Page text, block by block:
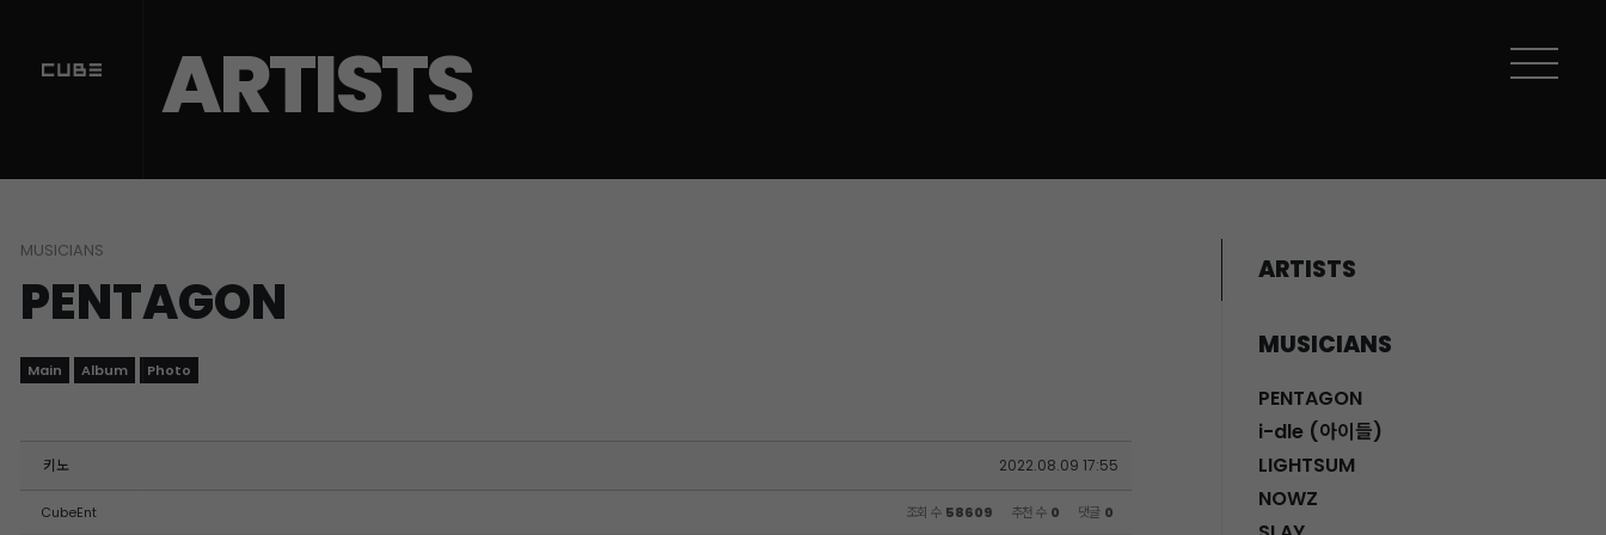
ARTISTS
MUSICIANS
PENTAGON
Main Album Photo
2022.08.09 17:55
키노
CubeEnt 조회 수 58609 추천 수 0 댓글 0
ARTISTS
MUSICIANS
PENTAGON
i-dle (아이들)
LIGHTSUM
NOWZ